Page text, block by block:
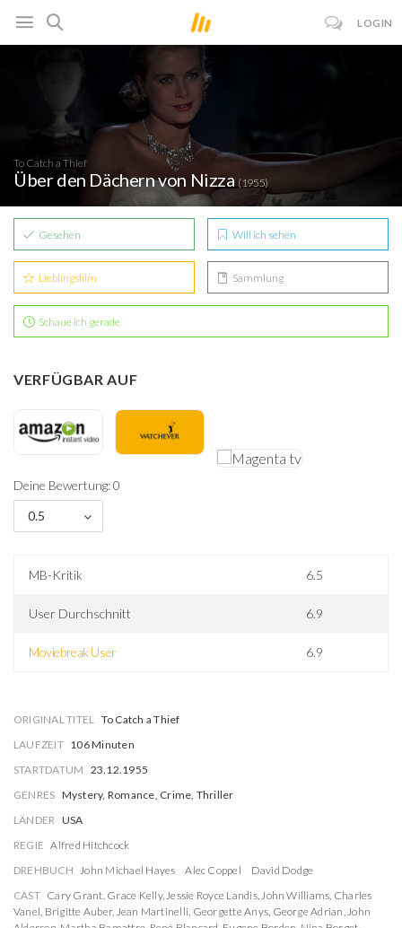
LOGIN
To Catch a Thief
Über den Dächern von Nizza (1955)
Gesehen Will ich sehen
Lieblingsfilm Sammlung
Schaue ich gerade
VERFÜGBAR AUF
Deine Bewertung: 0
0.5
MB-Kritik 6.5
User Durchschnitt 6.9
Moviebreak User 6.9
ORIGINAL TITEL To Catch a Thief
LAUFZEIT 106 Minuten
STARTDATUM 23.12.1955
GENRES Mystery, Romance, Crime, Thriller
LÄNDER USA
REGIE Alfred Hitchcock
DREHBUCH John Michael Hayes Alec Coppel
David Dodge
CAST Cary Grant, Grace Kelly,Jessie Royce Landis,John Williams, Charles
Vanel, Brigitte Auber, Jean Martinelli, Georgette Anys, George Adrian,John